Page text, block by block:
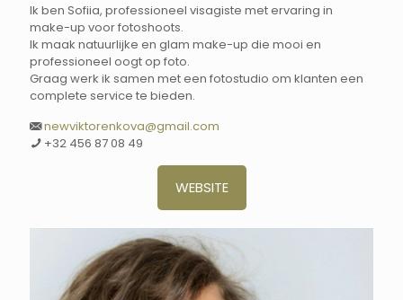
Ik ben Sofiia, professioneel visagiste met ervaring in
make-up voor fotoshoots.
Ik maak natuurlijke en glam make-up die mooi en
professioneel oogt op foto.
Graag werk ik samen met een fotostudio om klanten een
complete service te bieden.
newviktorenkova@gmail.com
+32 456 87 08 49
WEBSITE